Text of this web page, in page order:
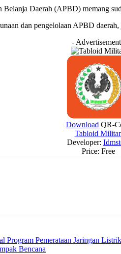
Daerah (APBD) memang
dan pengelolaan APBD
-
Download QR-
Tabloid
Developer:
Price: Free
Pemerataan Jaringan
Bencana